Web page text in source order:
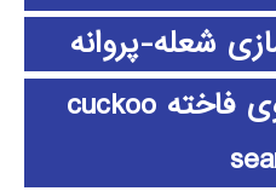
شعله-پروانه
الگوریتم جستجوی فاخته cuckoo